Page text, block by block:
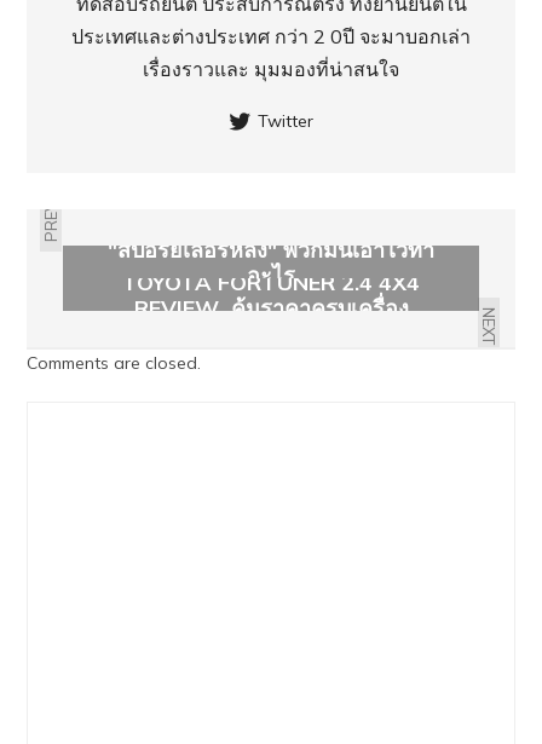
ประเทศ​และต่างประเทศ กว่า 2 0ปี จะมาบอกเล่า
เรื่องราวและ มุมมองที่น่าสนใจ
Twitter
PREVIOUS
"สปอร์ยเลอร์หลัง" พวกมันเอาไว้ทำ
อะไร
NEXT
TOYOTA FORTUNER 2.4 4X4
REVIEW คุ้มราคาครบเครื่อง
Comments are closed.